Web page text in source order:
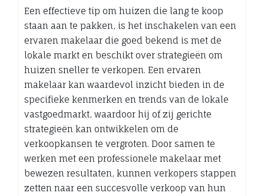
Een effectieve tip om huizen die lang te koop
staan aan te pakken, is het inschakelen van een
ervaren makelaar die goed bekend is met de
lokale markt en beschikt over strategieën om
huizen sneller te verkopen. Een ervaren
makelaar kan waardevol inzicht bieden in de
specifieke kenmerken en trends van de lokale
vastgoedmarkt, waardoor hij of zij gerichte
strategieën kan ontwikkelen om de
verkoopkansen te vergroten. Door samen te
werken met een professionele makelaar met
bewezen resultaten, kunnen verkopers stappen
zetten naar een succesvolle verkoop van hun